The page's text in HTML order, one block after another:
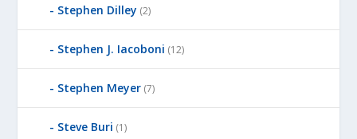
Stephen Dilley (2)
Stephen J. Iacoboni (12)
Stephen Meyer (7)
Steve Buri (1)